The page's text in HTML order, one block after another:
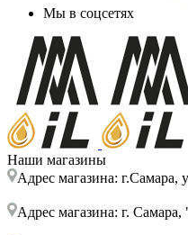
Мы в соцсетях
Наши магазины
Адрес магазина:
Адрес магазина: г.